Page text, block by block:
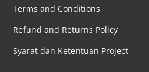
Terms and Conditions
Refund and Returns Policy
Syarat dan Ketentuan Project